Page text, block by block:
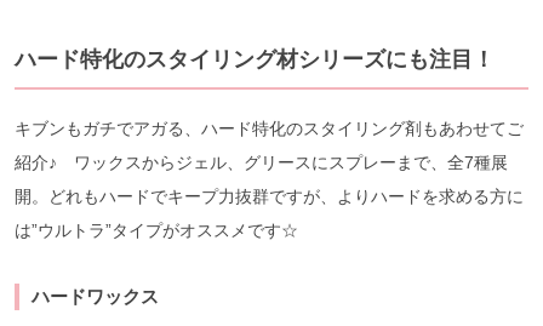
ハード特化のスタイリング材シリーズにも注目！
キブンもガチでアガる、ハード特化のスタイリング剤もあわせてご
紹介♪ ワックスからジェル、グリースにスプレーまで、全7種展
開。どれもハードでキープ力抜群ですが、よりハードを求める方に
は”ウルトラ”タイプがオススメです☆
ハードワックス